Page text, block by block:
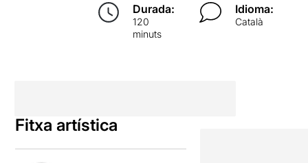
Durada:
120
minuts
Idioma:
Català
Fitxa artística